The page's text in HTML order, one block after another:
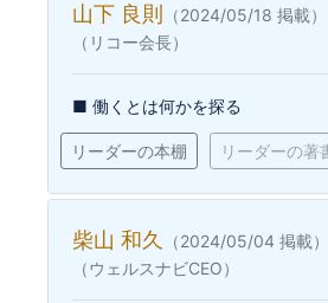
山下 良則
（2024/05/18 掲載）
（リコー会長）
■ 働くとは何かを探る
リーダーの本棚 リーダーの著
柴山 和久
（2024/05/04 掲載）
（ウェルスナビCEO）